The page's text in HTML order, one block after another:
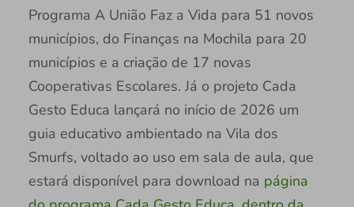
Programa A União Faz a Vida para 51 novos
municípios, do Finanças na Mochila para 20
municípios e a criação de 17 novas
Cooperativas Escolares. Já o projeto Cada
Gesto Educa lançará no início de 2026 um
guia educativo ambientado na Vila dos
Smurfs, voltado ao uso em sala de aula, que
estará disponível para download na página